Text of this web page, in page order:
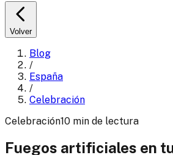
Volver
Blog
/
España
/
Celebración
Celebración10 min de lectura
Fuegos artificiales en